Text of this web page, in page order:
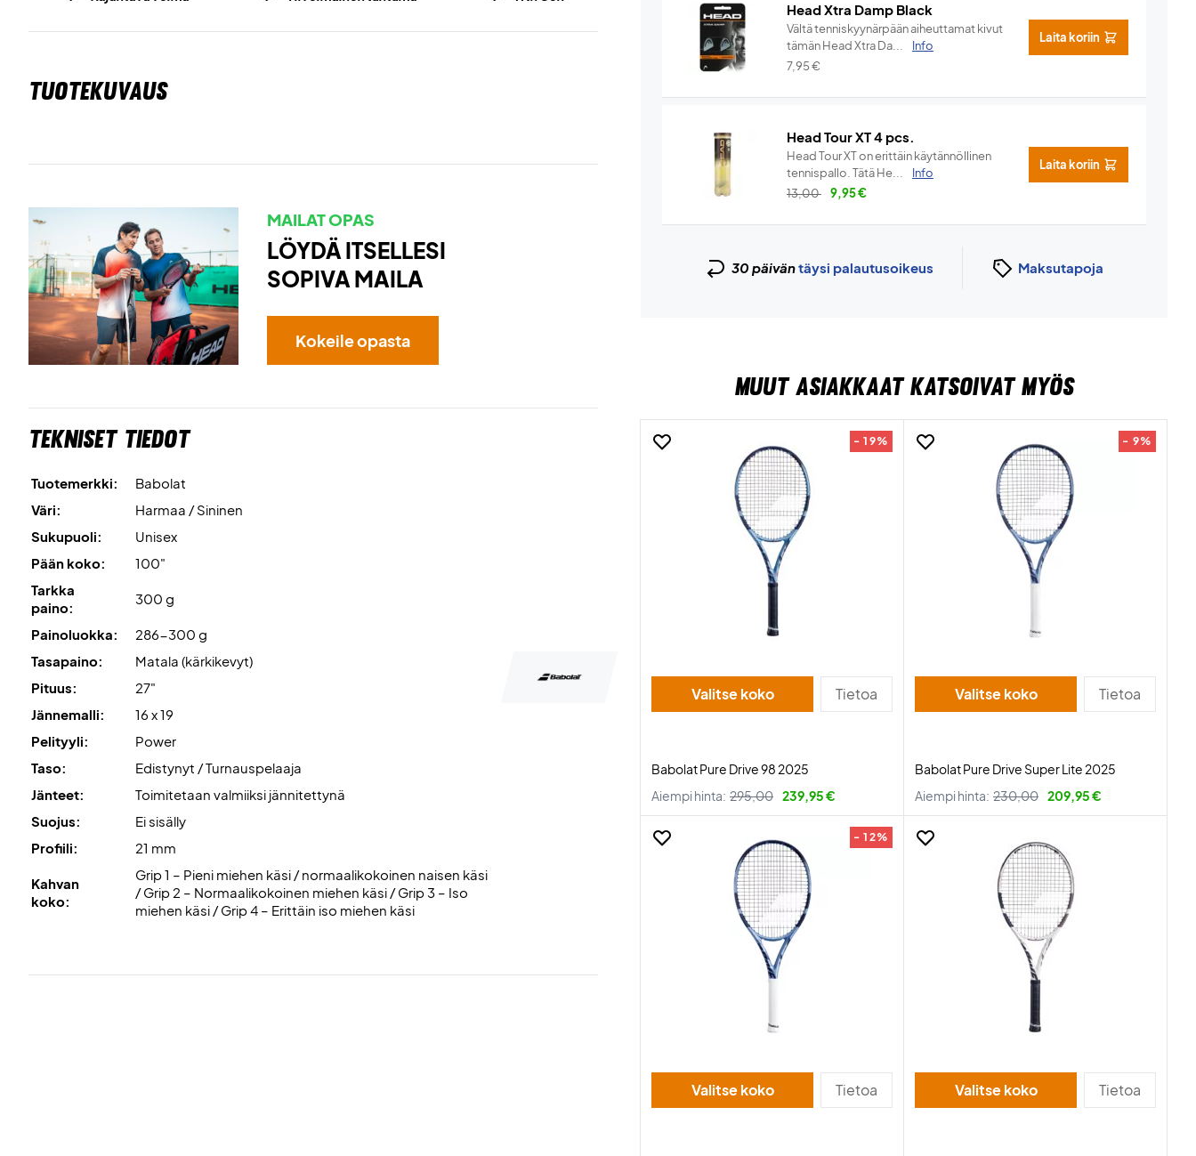
TUOTEKUVAUS
MAILAT OPAS
LÖYDÄ ITSELLESI
SOPIVA MAILA
Kokeile opasta
Tekniset tiedot
Tuotemerkki:
Babolat
Väri:
Harmaa / Sininen
Sukupuoli:
Unisex
Pään koko:
100"
Tarkka
paino:
300 g
Painoluokka:
286-300 g
Tasapaino:
Matala (kärkikevyt)
Pituus:
27"
Jännemalli:
16 x 19
Pelityyli:
Power
Taso:
Edistynyt / Turnauspelaaja
Jänteet:
Toimitetaan valmiiksi jännitettynä
Suojus:
Ei sisälly
Profiili:
21 mm
Kahvan
koko:
Grip 1 – Pieni miehen käsi / normaalikokoinen naisen käsi
/ Grip 2 – Normaalikokoinen miehen käsi / Grip 3 – Iso
miehen käsi / Grip 4 – Erittäin iso miehen käsi
Head Xtra Damp Black
Vältä tenniskyynärpään aiheuttamat kivut
tämän Head Xtra Da...
Info
7,95€
Laita koriin
Head Tour XT 4 pcs.
Head Tour XT on erittäin käytännöllinen
tennispallo. Tätä He...
Info
13,00
9,95€
Laita koriin
30 päiväntäysi palautusoikeus Maksutapoja
MUUT ASIAKKAAT KATSOIVAT MYÖS
- 19%
Valitse koko Tietoa
Babolat Pure Drive 98 2025
Aiempi hinta: 295,00 239,95 €
- 9%
Valitse koko Tietoa
Babolat Pure Drive Super Lite 2025
Aiempi hinta: 230,00 209,95 €
- 12%
Valitse koko Tietoa Valitse koko Tietoa